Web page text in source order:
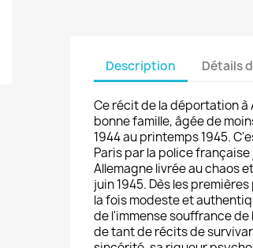
Description Détails
Ce récit de la déportation
bonne famille, âgée de
1944 au printemps 1945.
Paris par la police
Allemagne livrée au chaos
juin 1945. Dès les
la fois modeste et
de l'immense souffrance
de tant de récits de